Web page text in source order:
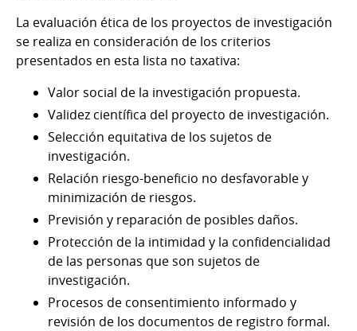
La evaluación ética de los proyectos de investigación
se realiza en consideración de los criterios
presentados en esta lista no taxativa:
Valor social de la investigación propuesta.
Validez científica del proyecto de investigación.
Selección equitativa de los sujetos de
investigación.
Relación riesgo-beneficio no desfavorable y
minimización de riesgos.
Previsión y reparación de posibles daños.
Protección de la intimidad y la confidencialidad
de las personas que son sujetos de
investigación.
Procesos de consentimiento informado y
revisión de los documentos de registro formal.